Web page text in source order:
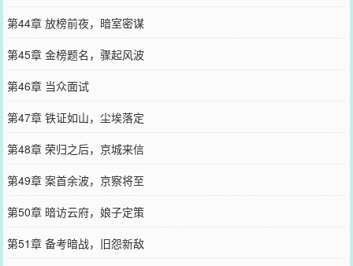
第44章 放榜前夜，暗室密谋
第45章 金榜题名，骤起风波
第46章 当众面试
第47章 铁证如山，尘埃落定
第48章 荣归之后，京城来信
第49章 案首余波，京察将至
第50章 暗访云府，娘子定策
第51章 备考暗战，旧怨新敌